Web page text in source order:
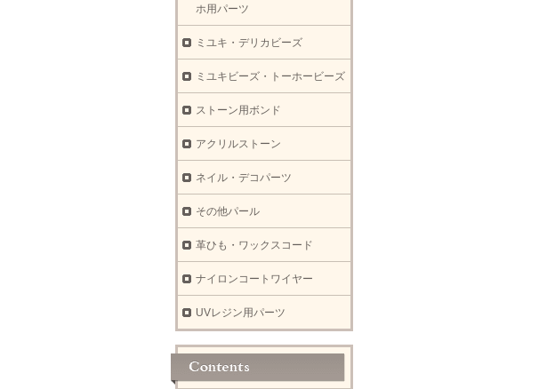
ホ用パーツ
ミユキ・デリカビーズ
ミユキビーズ・トーホービーズ
ストーン用ボンド
アクリルストーン
ネイル・デコパーツ
その他パール
革ひも・ワックスコード
ナイロンコートワイヤー
UVレジン用パーツ